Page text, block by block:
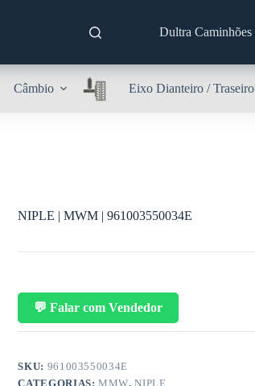
Dultra Caminhões
Câmbio Eixo Dianteiro / Traseiro
NIPLE | MWM | 961003550034E
💬 Falar com Vendedor
SKU: 961003550034E
CATEGORIAS:MMW,NIPLE